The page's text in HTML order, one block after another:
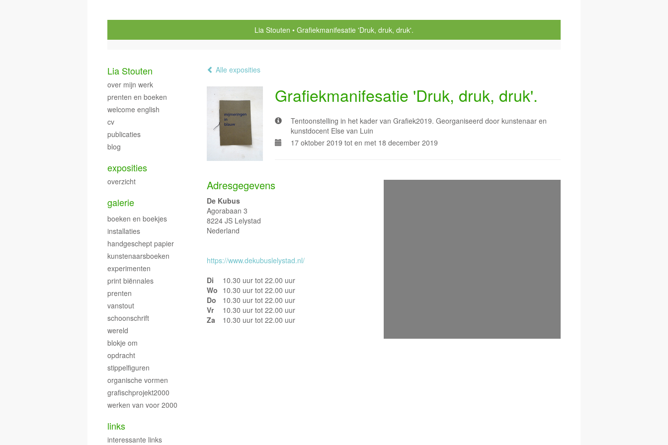
Lia Stouten Grafiekmanifesatie 'Druk, druk, druk'.
Alle exposities
Grafiekmanifesatie 'Druk, druk, druk'.
Tentoonstelling in het kader van Grafiek2019. Georganiseerd door kunstenaar en
kunstdocent Else van Luin
17 oktober 2019 tot en met 18 december 2019
Adresgegevens
De Kubus
Agorabaan 3
8224 JS Lelystad
Nederland
https://www.dekubuslelystad.nl/
Di
10.30 uur tot 22.00 uur
Wo 10.30 uur tot 22.00 uur
Do
10.30 uur tot 22.00 uur
Vr
10.30 uur tot 22.00 uur
Za
10.30 uur tot 22.00 uur
Lia Stouten
over mijn werk
prenten en boeken
welcome english
cv
publicaties
blog
exposities
overzicht
galerie
boeken en boekjes
installaties
handgeschept papier
kunstenaarsboeken
experimenten
print biënnales
prenten
vanstout
schoonschrift
wereld
blokje om
opdracht
stippelfiguren
organische vormen
grafischprojekt2000
werken van voor 2000
links
interessante links